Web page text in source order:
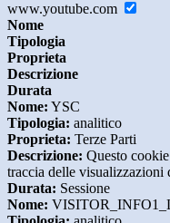
www.youtube.com
Nome
Tipologia
Proprieta
Descrizione
Durata
Nome: YSC
Tipologia: analitico
Proprieta: Terze Parti
Descrizione: Questo
traccia delle visualizzazioni
Durata: Sessione
Nome: